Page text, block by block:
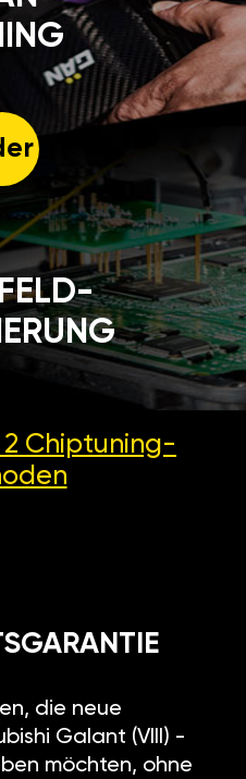
Chiptuning-
die neue
Galant (VIII) -
möchten, ohne